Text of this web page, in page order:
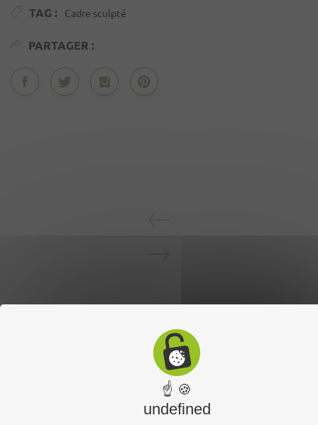
TAG : Cadre sculpté
PARTAGER :
☝ 🍪
undefined